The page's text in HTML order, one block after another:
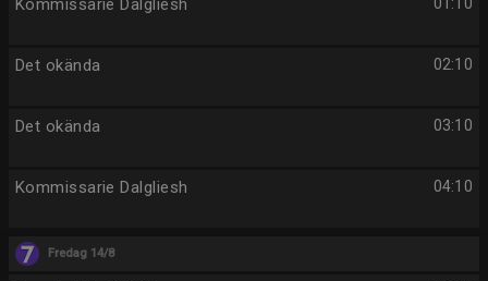
Kommissarie Dalgliesh
02:10
Det okända
03:10
Det okända
04:10
Kommissarie Dalgliesh
Fredag 14/8